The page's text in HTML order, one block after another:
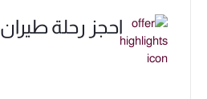
احجز رحلة طيران